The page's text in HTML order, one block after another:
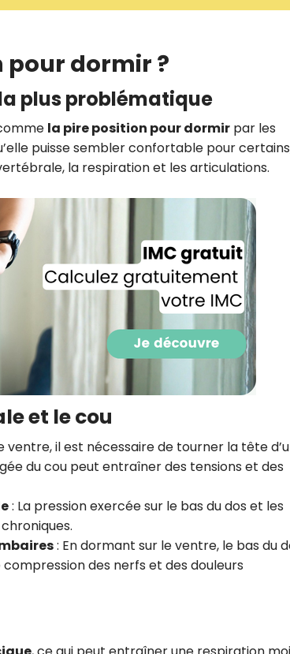
pour dormir ?
plus problématique
la pire position pour dormir par les
puisse sembler confortable pour
la respiration et les articulations.
et le cou
ventre, il est nécessaire de tourner la tête
du cou peut entraîner des tensions et des
: La pression exercée sur le bas du dos et les
: En dormant sur le ventre, le bas du
des nerfs et des douleurs
recettes inédites de
Ainsi que la newsletter
CROQ.
Je consens à ce que la société
Prisma Players analyse le taux
des courriels pour mesurer et
performances des campagnes.
pourrons savoir si vous ouvrez les
l'heure à laquelle vous le faites ainsi
des informations sur le terminal que
utilisez. Pour en savoir plus sur ces
politique de confidentialité
Je reçois mon cadeau !
Votre adresse email sera utilisée par Digital Prisma
personnalisées. Vous pourrez vous désinscrire en
désabonnement intégré dans la newsletter. Pour en
Confidentialité